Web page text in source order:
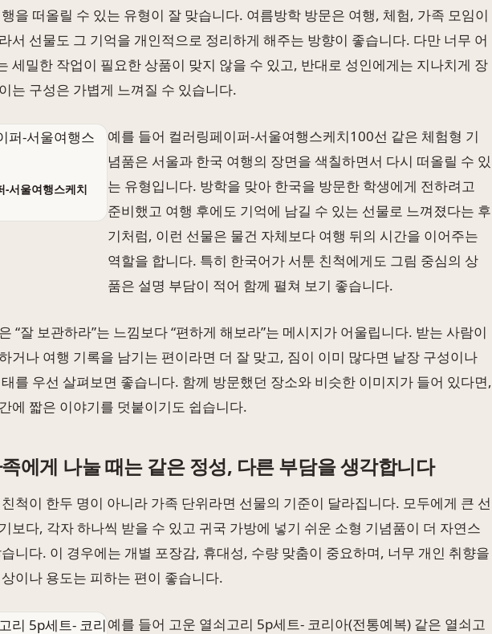
을 떠올릴 수 있는 유형이 잘 맞습니다. 여름방학 방문은 여행, 체험, 가족 모임이
서 선물도 그 기억을 개인적으로 정리하게 해주는 방향이 좋습니다. 다만 너무 어
세밀한 작업이 필요한 상품이 맞지 않을 수 있고, 반대로 성인에게는 지나치게 장
는 구성은 가볍게 느껴질 수 있습니다.
-서울여행스케치
예를 들어 컬러링페이퍼-서울여행스케치100선 같은 체험형 기
념품은 서울과 한국 여행의 장면을 색칠하면서 다시 떠올릴 수 있
는 유형입니다. 방학을 맞아 한국을 방문한 학생에게 전하려고
준비했고 여행 후에도 기억에 남길 수 있는 선물로 느껴졌다는 후
기처럼, 이런 선물은 물건 자체보다 여행 뒤의 시간을 이어주는
역할을 합니다. 특히 한국어가 서툰 친척에게도 그림 중심의 상
품은 설명 부담이 적어 함께 펼쳐 보기 좋습니다.
“잘 보관하라”는 느낌보다 “편하게 해보라”는 메시지가 어울립니다. 받는 사람이
거나 여행 기록을 남기는 편이라면 더 잘 맞고, 짐이 이미 많다면 낱장 구성이나
를 우선 살펴보면 좋습니다. 함께 방문했던 장소와 비슷한 이미지가 들어 있다면,
에 짧은 이야기를 덧붙이기도 쉽습니다.
에게 나눌 때는 같은 정성, 다른 부담을 생각합니다
척이 한두 명이 아니라 가족 단위라면 선물의 기준이 달라집니다. 모두에게 큰 선
보다, 각자 하나씩 받을 수 있고 귀국 가방에 넣기 쉬운 소형 기념품이 더 자연스
니다. 이 경우에는 개별 포장감, 휴대성, 수량 맞춤이 중요하며, 너무 개인 취향을
이나 용도는 피하는 편이 좋습니다.
예를 들어 고운 열쇠고리 5p세트- 코리아(전통예복) 같은 열쇠고